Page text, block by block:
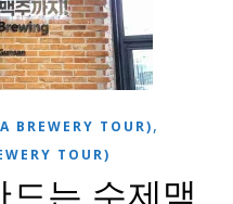
BREWERY TOUR),
TOUR)
는 수제맥